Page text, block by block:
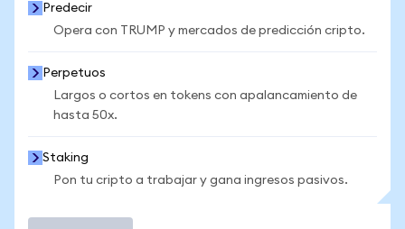
Predecir
Opera con TRUMP y mercados de predicción cripto.
Perpetuos
Largos o cortos en tokens con apalancamiento de
hasta 50x.
Staking
Pon tu cripto a trabajar y gana ingresos pasivos.